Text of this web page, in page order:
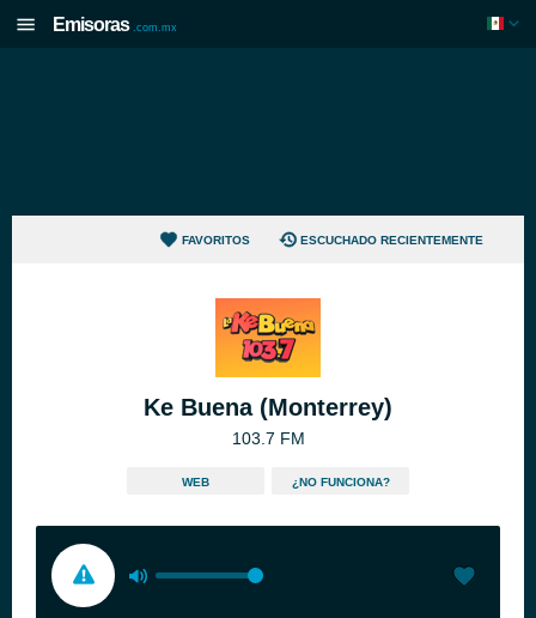
Emisoras .com.mx
FAVORITOS ESCUCHADO RECIENTEMENTE
Ke Buena (Monterrey)
103.7 FM
WEB ¿NO FUNCIONA?